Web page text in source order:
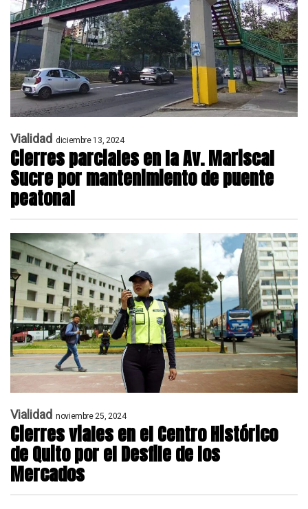
Vialidad diciembre 13, 2024
Cierres parciales en la Av. Mariscal
Sucre por mantenimiento de puente
peatonal
Vialidad noviembre 25, 2024
Cierres viales en el Centro Histórico
de Quito por el Desfile de los
Mercados